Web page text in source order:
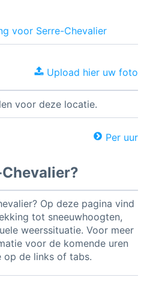
voor Serre-Chevalier
Upload hier uw foto
voor deze locatie.
Per uur
Op deze pagina vind
tot sneeuwhoogten,
weerssituatie. Voor meer
voor de komende uren
op de links of tabs.